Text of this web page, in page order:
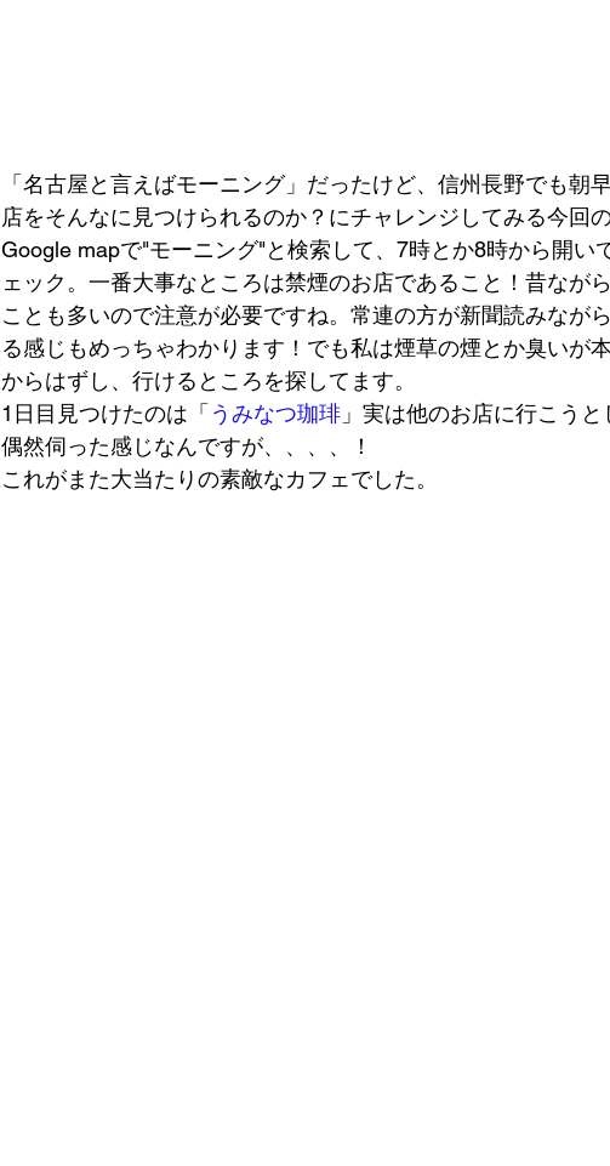
「名古屋と言えばモーニング」だったけど、信州長野でも朝
店をそんなに見つけられるのか？にチャレンジしてみる今回
Google mapで"モーニング"と検索して、7時とか8時から開い
ェック。一番大事なところは禁煙のお店であること！昔なが
ことも多いので注意が必要ですね。常連の方が新聞読みなが
る感じもめっちゃわかります！でも私は煙草の煙とか臭いが
からはずし、行けるところを探してます。
1日目見つけたのは「うみなつ珈琲 」実は他のお店に行こう
偶然伺った感じなんですが、、、、！
これがまた大当たりの素敵なカフェでした。